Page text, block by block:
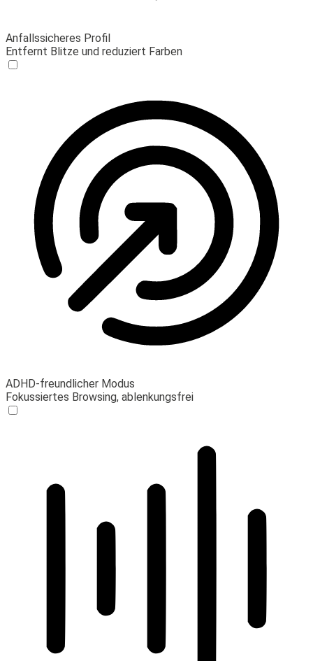
Anfallssicheres Profil
Entfernt Blitze und reduziert Farben
ADHD-freundlicher Modus
Fokussiertes Browsing, ablenkungsfrei